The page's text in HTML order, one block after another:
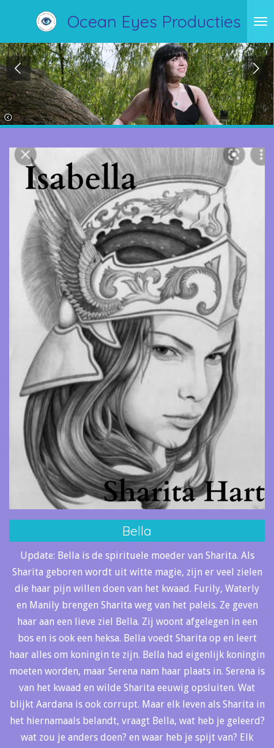
naar
de
hoofdinhoud
Ocean Eyes Producties
Bella
Update: Bella is de spirituele moeder van Sharita. Als
Sharita geboren wordt uit witte magie, zijn er veel zielen
die haar pijn willen doen van het kwaad. Furily, Waterly
en Manily brengen Sharita weg van het paleis. Ze geven
haar aan een lieve ziel Bella. Zij woont afgelegen in een
bos en is ook een heksa. Bella voedt Sharita op en leert
haar alles om koningin te zijn. Bella had eigenlijk koningin
moeten worden, maar Serena nam haar plaats in. Serena is
van het kwaad en wilde Sharita eeuwig opsluiten. Wat
blijkt Aardana is ook corrupt. Maar elk leven als Sharita in
het hiernamaals belandt, vraagt Bella, wat heb je geleerd?
wat zou je anders doen? en waar heb je spijt van? Elk